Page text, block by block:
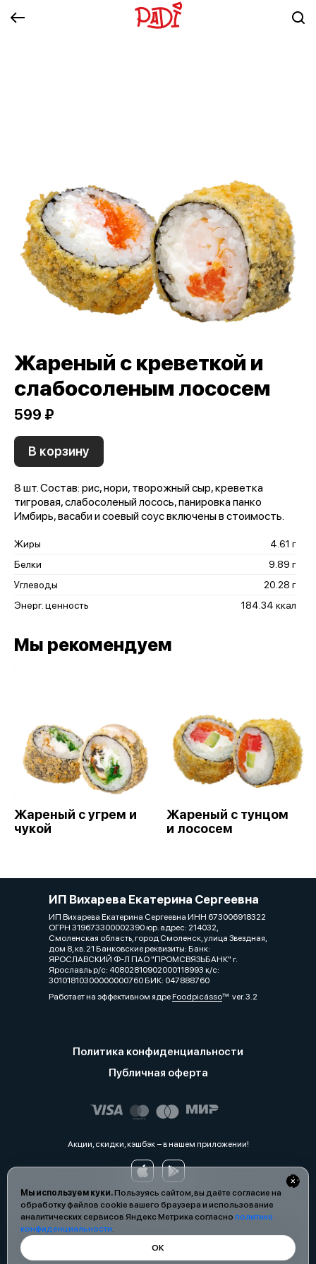
Мы используем куки.Пользуясь сайтом, вы даёте согласие на
обработку файлов cookie вашего браузера и использование
аналитических сервисов Яндекс Метрика согласно политике
конфиденциальности.
ОК
Жареный с креветкой и
слабосоленым лососем
599 ₽
В корзину
8 шт. Состав: рис, нори, творожный сыр, креветка
тигровая, слабосоленый лосось, панировка панко
Имбирь, васаби и соевый соус включены в стоимость.
Жиры
4.61 г
Белки
9.89 г
Углеводы
20.28 г
Энерг. ценность
184.34 ккал
Мы рекомендуем
Жареный с угрем и
чукой
Жареный с тунцом
и лососем
ИП Вихарева Екатерина Сергеевна
ИП Вихарева Екатерина Сергеевна ИНН 673006918322
ОГРН 319673300002390 юр. адрес: 214032,
Смоленская область, город Смоленск, улица Звездная,
дом 8, кв. 21 Банковские реквизиты: Банк:
ЯРОСЛАВСКИЙ Ф-Л ПАО "ПРОМСВЯЗЬБАНК" г.
Ярославль р/с: 40802810902000118993 к/с:
30101810300000000760 БИК: 047888760
Работает на эффективном ядреFoodpicássover. 3.2
Политика конфиденциальности
Публичная оферта
Акции, скидки, кэшбэк − в нашем приложении!